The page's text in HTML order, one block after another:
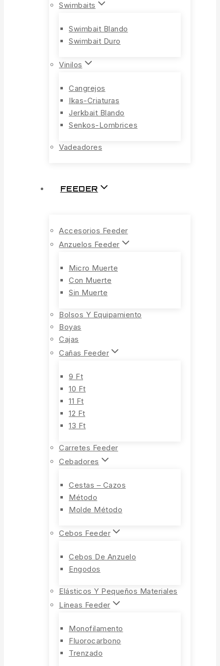
Swimbaits
Swimbait Blando
Swimbait Duro
Vinilos
Cangrejos
Ikas-Criaturas
Jerkbait Blando
Senkos-Lombrices
Vadeadores
FEEDER
Accesorios Feeder
Anzuelos Feeder
Micro Muerte
Con Muerte
Sin Muerte
Bolsos Y Equipamiento
Boyas
Cajas
Cañas Feeder
9 Ft
10 Ft
11 Ft
12 Ft
13 Ft
Carretes Feeder
Cebadores
Cestas – Cazos
Método
Molde Método
Cebos Feeder
Cebos De Anzuelo
Engodos
Elásticos Y Pequeños Materiales
Líneas Feeder
Monofilamento
Fluorocarbono
Trenzado